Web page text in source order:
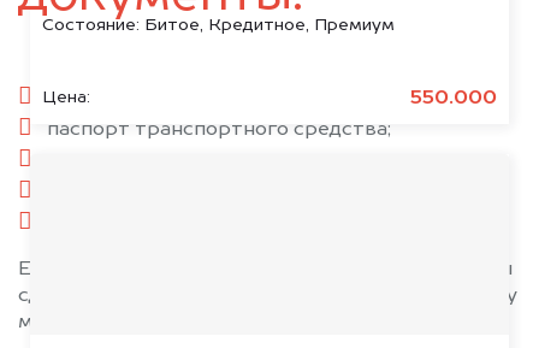
Состояние: Битое, Кредитное, Премиум
Цена: 550.000
паспорт гражданина РФ;
паспорт транспортного средства;
Если у вас нет всех документов, то наши юристы
сделают всё возможное, чтобы оформить сделку
максимально быстро!